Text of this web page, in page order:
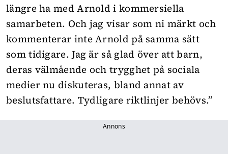
längre ha med Arnold i kommersiella
samarbeten. Och jag visar som ni märkt och
kommenterar inte Arnold på samma sätt
som tidigare. Jag är så glad över att barn,
deras välmående och trygghet på sociala
medier nu diskuteras, bland annat av
beslutsfattare. Tydligare riktlinjer behövs.”
Annons